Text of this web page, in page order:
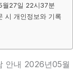
월27일 22시37분
시 개인정보와 기록
안내 2026년05월